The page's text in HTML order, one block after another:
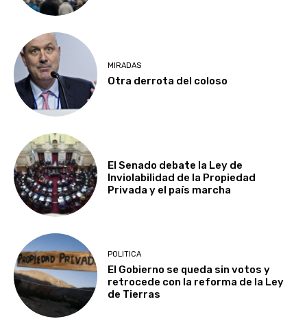
MIRADAS
Otra derrota del coloso
El Senado debate la Ley de
Inviolabilidad de la Propiedad
Privada y el país marcha
POLITICA
El Gobierno se queda sin votos y
retrocede con la reforma de la Ley
de Tierras